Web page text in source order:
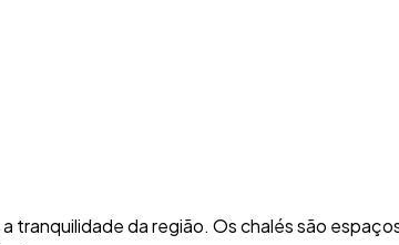
tranquilidade da região. Os chalés são